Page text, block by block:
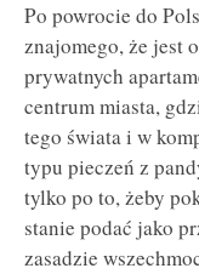
Po powrocie do
znajomego, że jest
prywatnych
centrum miasta,
tego świata i w
typu pieczeń z
tylko po to, żeby
stanie podać jako
zasadzie